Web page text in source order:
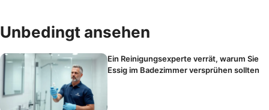
Unbedingt ansehen
Ein Reinigungsexperte verrät, warum Sie
Essig im Badezimmer versprühen sollten